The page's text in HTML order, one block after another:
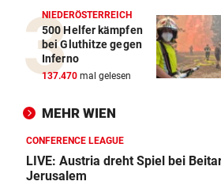
NIEDERÖSTERREICH
500 Helfer kämpfen
bei Gluthitze gegen
Inferno
137.470 mal gelesen
MEHR WIEN
CONFERENCE LEAGUE
LIVE: Austria dreht Spiel bei
Jerusalem